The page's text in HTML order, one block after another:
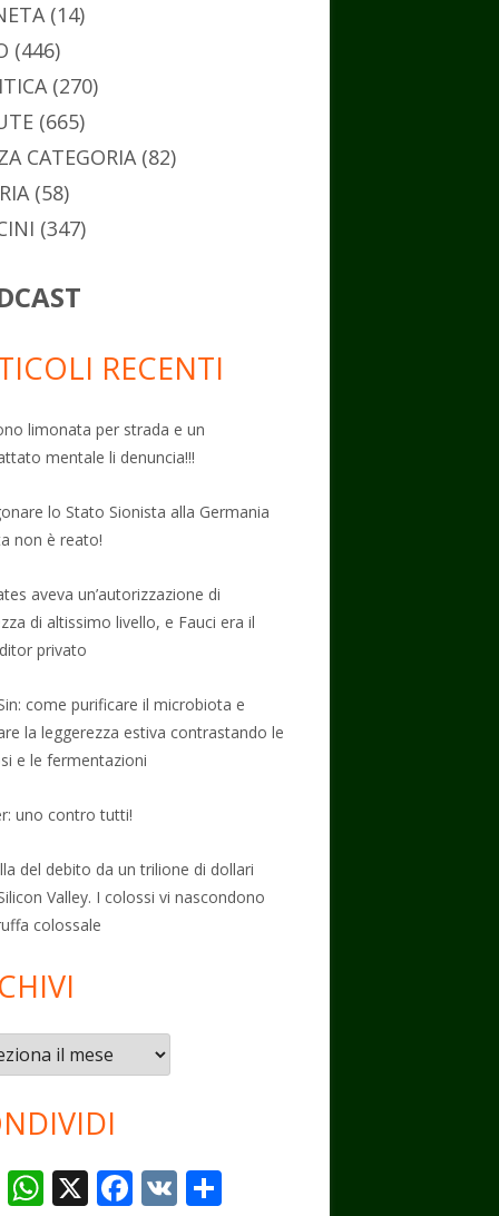
(14)
(446)
(270)
(665)
CATEGORIA(82)
(58)
(347)
RECENTI
limonata per strada e un
mentale li denuncia!!!
lo Stato Sionista alla Germania
non è reato!
aveva un’autorizzazione di
di altissimo livello, e Fauci era il
privato
come purificare il microbiota e
la leggerezza estiva contrastando le
e le fermentazioni
uno contro tutti!
del debito da un trilione di dollari
Valley. I colossi vi nascondono
colossale
T W X F V